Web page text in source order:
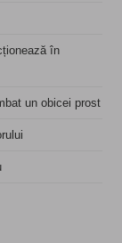
în
un obicei prost